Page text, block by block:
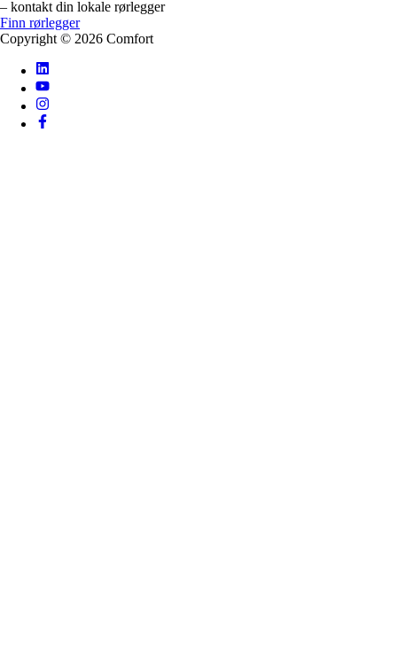
– kontakt din lokale rørlegger
Finn rørlegger
Copyright © 2026 Comfort